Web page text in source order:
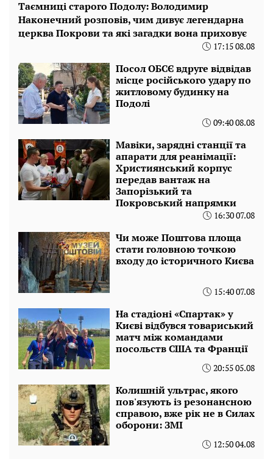
Таємниці старого Подолу: Володимир
Наконечний розповів, чим дивує легендарна
церква Покрови та які загадки вона приховує
17:15 08.08
Посол ОБСЄ вдруге відвідав
місце російського удару по
житловому будинку на
Подолі
09:40 08.08
Мавіки, зарядні станції та
апарати для реанімації:
Християнський корпус
передав вантаж на
Запорізький та
Покровський напрямки
16:30 07.08
Чи може Поштова площа
стати головною точкою
входу до історичного Києва
15:40 07.08
На стадіоні «Спартак» у
Києві відбувся товариський
матч між командами
посольств США та Франції
20:55 05.08
Колишній ультрас, якого
пов'язують із резонансною
справою, вже рік не в Силах
оборони: ЗМІ
12:50 04.08